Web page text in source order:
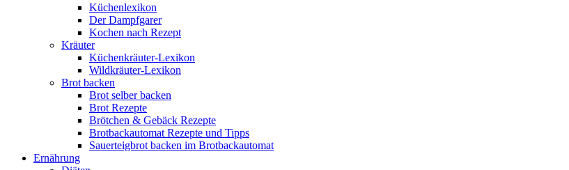
Küchenlexikon
Der Dampfgarer
Kochen nach Rezept
Kräuter
Küchenkräuter-Lexikon
Wildkräuter-Lexikon
Brot backen
Brot selber backen
Brot Rezepte
Brötchen & Gebäck Rezepte
Brotbackautomat Rezepte und Tipps
Sauerteigbrot backen im Brotbackautomat
Ernährung